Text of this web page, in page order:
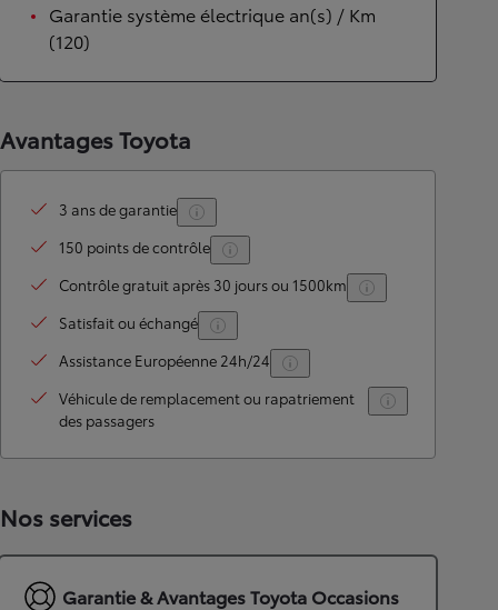
Garantie système électrique an(s) / Km
(120)
Avantages Toyota
3 ans de garantie
150 points de contrôle
Contrôle gratuit après 30 jours ou 1500km
Satisfait ou échangé
Assistance Européenne 24h/24
Véhicule de remplacement ou rapatriement
des passagers
Nos services
Garantie & Avantages Toyota Occasions